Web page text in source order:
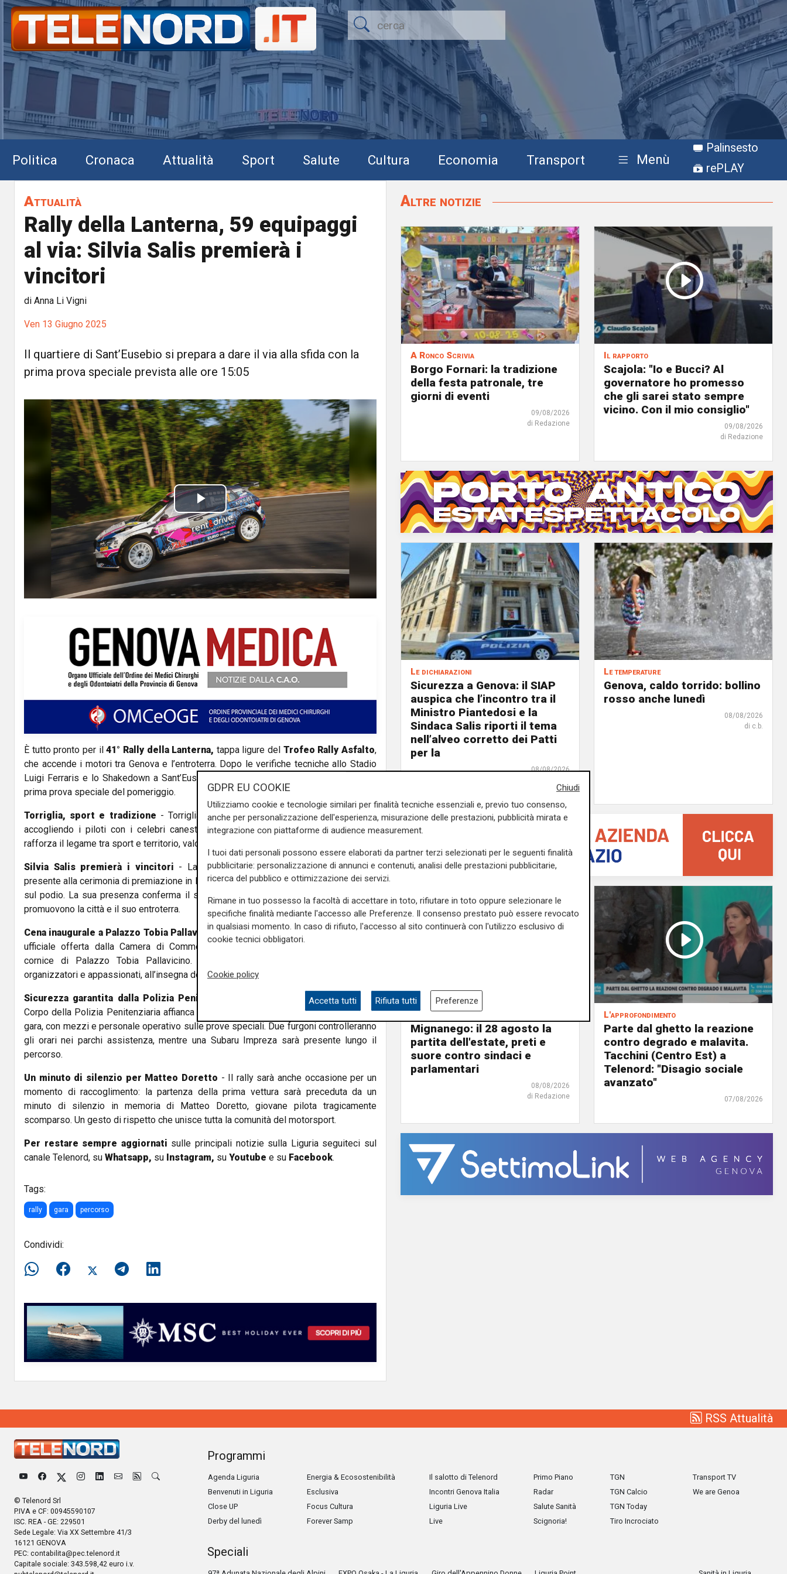
Politica Cronaca Attualità Sport Salute Cultura Economia Transport Menù
Palinsesto
rePLAY
Attualità
Rally della Lanterna, 59 equipaggi
al via: Silvia Salis premierà i
vincitori
di Anna Li Vigni
Ven 13 Giugno 2025
Il quartiere di Sant’Eusebio si prepara a dare il via alla sfida con la
prima prova speciale prevista alle ore 15:05
P
l
a
y
d
e
o
È tutto pronto per il41° Rally della Lanterna, tappa ligure del Trofeo Rally Asfalto,
che accende i motori tra Genova e l’entroterra. Dopo le verifiche tecniche allo Stadio
Luigi Ferraris e lo Shakedown a Sant’Eusebio, la competizione entra nel vivo con la
prima prova speciale del pomeriggio.
Torriglia, sport e tradizione - Torriglia torna a far parte del percorso rallystico,
accogliendo i piloti con i celebri canestrelli offerti dalla Pro Loco. Un gesto che
rafforza il legame tra sport e territorio, valorizzando le eccellenze locali.
Silvia Salis premierà i vincitori - La neo-sindaca di Genova Silvia Salis sarà
presente alla cerimonia di premiazione in Piazza della Vittoria, dove saluterà i vincitori
sul podio. La sua presenza conferma il sostegno del Comune a manifestazioni che
promuovono la città e il suo entroterra.
Cena inaugurale a Palazzo Tobia Pallavicino- Il weekend si è aperto con una cena
ufficiale offerta dalla Camera di Commercio di Genova, ospitata nella splendida
cornice di Palazzo Tobia Pallavicino. Un momento di incontro tra istituzioni,
organizzatori e appassionati, all’insegna dei sapori e dell’accoglienza ligure.
Sicurezza garantita dalla Polizia Penitenziaria
- Anche per questa edizione, il
Corpo della Polizia Penitenziaria affianca l’organizzazione garantendo la sicurezza in
gara, con mezzi e personale operativo sulle prove speciali. Due furgoni controlleranno
gli orari nei parchi assistenza, mentre una Subaru Impreza sarà presente lungo il
percorso.
Un minuto di silenzio per Matteo Doretto - Il rally sarà anche occasione per un
momento di raccoglimento: la partenza della prima vettura sarà preceduta da un
minuto di silenzio in memoria di Matteo Doretto, giovane pilota tragicamente
scomparso. Un gesto di rispetto che unisce tutta la comunità del motorsport.
Per restare sempre aggiornati sulle principali notizie sulla Liguria seguiteci sul
canale Telenord, su Whatsapp, su Instagram, su Youtube e su Facebook.
Tags:
rally gara percorso
Condividi:
Altre notizie
A Ronco Scrivia
Borgo Fornari: la tradizione
della festa patronale, tre
giorni di eventi
09/08/2026
di Redazione
Il rapporto
Scajola: "Io e Bucci? Al
governatore ho promesso
che gli sarei stato sempre
vicino. Con il mio consiglio"
09/08/2026
di Redazione
Le dichiarazioni
Sicurezza a Genova: il SIAP
auspica che l’incontro tra il
Ministro Piantedosi e la
Sindaca Salis riporti il tema
nell’alveo corretto dei Patti
per la
08/08/2026
Le temperature
Genova, caldo torrido: bollino
rosso anche lunedì
08/08/2026
di c.b.
Il derby
Mignanego: il 28 agosto la
partita dell'estate, preti e
suore contro sindaci e
parlamentari
08/08/2026
di Redazione
L'approfondimento
Parte dal ghetto la reazione
contro degrado e malavita.
Tacchini (Centro Est) a
Telenord: "Disagio sociale
avanzato"
07/08/2026
RSS Attualità
© Telenord Srl
P.IVA e CF: 00945590107
ISC. REA - GE: 229501
Sede Legale: Via XX Settembre 41/3
16121 GENOVA
PEC: contabilita@pec.telenord.it
Capitale sociale: 343.598,42 euro i.v.
Programmi
Agenda Liguria
Benvenuti in Liguria
Close UP
Derby del lunedì
Energia & Ecosostenibilità
Esclusiva
Focus Cultura
Forever Samp
Il salotto di Telenord
Incontri Genova Italia
Liguria Live
Live
Primo Piano
Radar
Salute Sanità
Scignoria!
TGN
TGN Calcio
TGN Today
Tiro Incrociato
Transport TV
We are Genoa
Speciali
Chiudi
GDPR EU COOKIE
Utilizziamo cookie e tecnologie similari per finalità tecniche essenziali e, previo tuo consenso,
anche per personalizzazione dell'esperienza, misurazione delle prestazioni, pubblicità mirata e
integrazione con piattaforme di audience measurement.
I tuoi dati personali possono essere elaborati da partner terzi selezionati per le seguenti finalità
pubblicitarie: personalizzazione di annunci e contenuti, analisi delle prestazioni pubblicitarie,
ricerca del pubblico e ottimizzazione dei servizi.
Rimane in tuo possesso la facoltà di accettare in toto, rifiutare in toto oppure selezionare le
specifiche finalità mediante l'accesso alle Preferenze. Il consenso prestato può essere revocato
in qualsiasi momento. In caso di rifiuto, l'accesso al sito continuerà con l'utilizzo esclusivo di
cookie tecnici obbligatori.
Cookie policy
Accetta tutti Rifiuta tutti Preferenze